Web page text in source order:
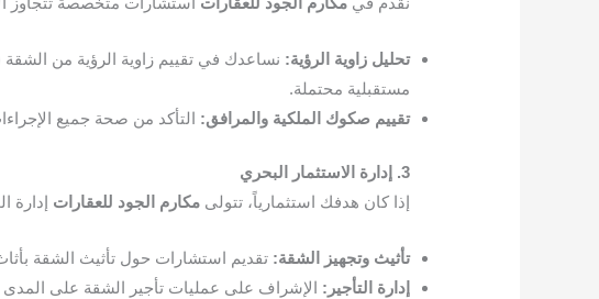
تحليل زاوية الرؤية:
مستقبلية محتملة.
تقييم صكوك الملكية والمرافق: التأكد من صحة جميع
3. إدارة الاستثمار البحري
إذا كان هدفك استثمارياً، تتولىمكارم الجود للعقارات إدارة
تأثيث وتجهيز الشقة: تقديم استشارات حول تأثيث الشقة
إدارة التأجير: الإشراف على عمليات تأجير الشقة على المدى